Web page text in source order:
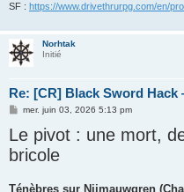
SF : https://www.drivethrurpg.com/en/
Norhtak
Initié
Re: [CR] Black Sword
M
s
s
a
g
mer. juin 03, 2026 5:13 pm
Le pivot : une mort,
bricole
Ténèbres sur Nijmauwgren